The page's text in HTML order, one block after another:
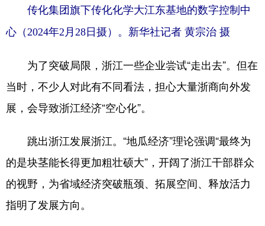
传化集团旗下传化化学大江东基地的数字控制中
心（2024年2月28日摄）。新华社记者 黄宗治 摄
为了突破局限，浙江一些企业尝试“走出去”。但在
当时，不少人对此有不同看法，担心大量浙商向外发
展，会导致浙江经济“空心化”。
跳出浙江发展浙江。“地瓜经济”理论强调“最终为
的是块茎能长得更加粗壮硕大”，开阔了浙江干部群众
的视野，为省域经济突破瓶颈、拓展空间、释放活力
指明了发展方向。